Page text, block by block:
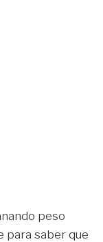
peso
para saber que